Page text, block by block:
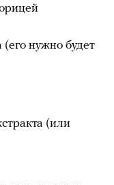
нужно будет
(или